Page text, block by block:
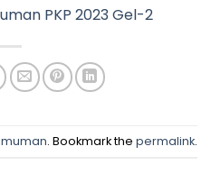
PKP 2023 Gel-2
. Bookmark the permalink.